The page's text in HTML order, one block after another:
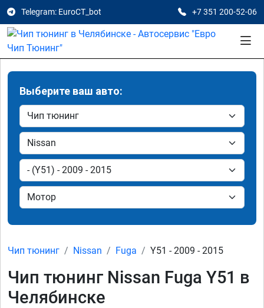
Telegram: EuroCT_bot +7 351 200-52-06
Выберите ваш авто:
Чип тюнинг Nissan Fuga Y51 - 2009 - 2015
Чип тюнинг Nissan Fuga Y51 в
Челябинске